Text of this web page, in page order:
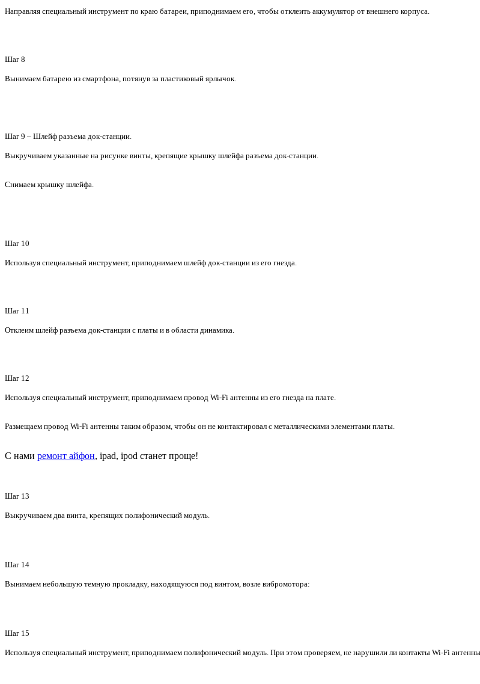
Направляя специальный инструмент по краю батареи, приподнимаем его, чтобы отклеить аккумулятор от внешнего корпуса.
Шаг 8
Вынимаем батарею из смартфона, потянув за пластиковый ярлычок.
Шаг 9 – Шлейф разъема док-станции.
Выкручиваем указанные на рисунке винты, крепящие крышку шлейфа разъема док-станции.
Снимаем крышку шлейфа.
Шаг 10
Используя специальный инструмент, приподнимаем шлейф док-станции из его гнезда.
Шаг 11
Отклеим шлейф разъема док-станции с платы и в области динамика.
Шаг 12
Используя специальный инструмент, приподнимаем провод Wi-Fi антенны из его гнезда на плате.
Размещаем провод Wi-Fi антенны таким образом, чтобы он не контактировал с металлическими элементами платы.
С нами ремонт айфон, ipad, ipod станет проще!
Шаг 13
Выкручиваем два винта, крепящих полифонический модуль.
Шаг 14
Вынимаем небольшую темную прокладку, находящуюся под винтом, возле вибромотора:
Шаг 15
Используя специальный инструмент, приподнимаем полифонический модуль. При этом проверяем, не нарушили ли контакты Wi-Fi антенны.